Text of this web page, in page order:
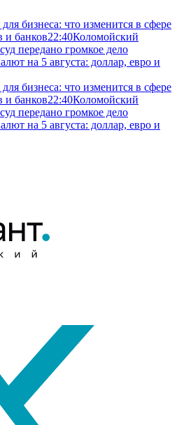
бизнеса: что изменится в сфере
и банков22:40Коломойский
передано громкое дело
на 5 августа: доллар, евро и
бизнеса: что изменится в сфере
и банков22:40Коломойский
передано громкое дело
на 5 августа: доллар, евро и